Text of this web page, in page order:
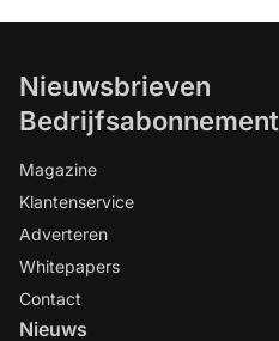
Nieuwsbrieven
Bedrijfsabonnement
Magazine
Klantenservice
Adverteren
Whitepapers
Contact
Nieuws